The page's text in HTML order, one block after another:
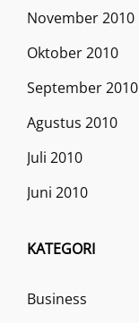
November 2010
Oktober 2010
September 2010
Agustus 2010
Juli 2010
Juni 2010
KATEGORI
Business